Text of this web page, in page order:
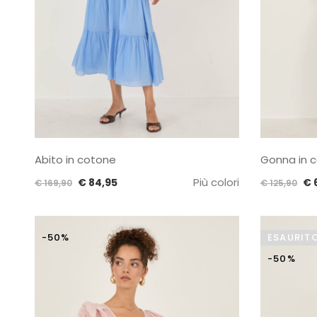
Abito in cotone
€169,90 Il
originale
€ 169,90.
€84,95Il
attuale
è:
€ 84,95.
Più colori
Gonna in
€125,90 Il
era:
€
€
-50%
-50%